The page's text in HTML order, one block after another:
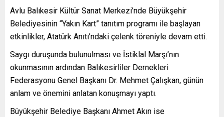
Avlu Balıkesir Kültür Sanat Merkezi’nde Büyükşehir
Belediyesinin “Yakın Kart” tanıtım programı ile başlayan
etkinlikler, Atatürk Anıtı’ndaki çelenk töreniyle devam etti.
Saygı duruşunda bulunulması ve İstiklal Marşı’nın
okunmasının ardından Balıkesirliler Dernekleri
Federasyonu Genel Başkanı Dr. Mehmet Çalışkan, günün
anlam ve önemini anlatan konuşmayı yaptı.
Büyükşehir Belediye Başkanı Ahmet Akın ise